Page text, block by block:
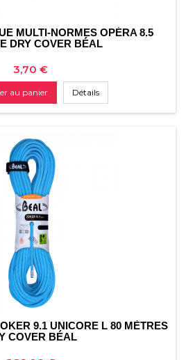
MULTI-NORMES OPÉRA 8.5
DRY COVER BÉAL
Prix
3,70 €
au panier Détails
9.1 UNICORE L 80 MÈTRES
COVER BÉAL